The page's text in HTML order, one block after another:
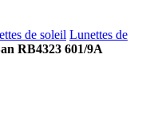
de soleil Lunettes de
RB4323 601/9A